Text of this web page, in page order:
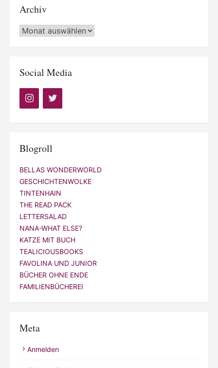
Archiv
Archiv
Social Media
Blogroll
BELLAS WONDERWORLD
GESCHICHTENWOLKE
TINTENHAIN
THE READ PACK
LETTERSALAD
NANA-WHAT ELSE?
KATZE MIT BUCH
TEALICIOUSBOOKS
FAVOLINA UND JUNIOR
BÜCHER OHNE ENDE
FAMILIENBÜCHEREI
Meta
Anmelden